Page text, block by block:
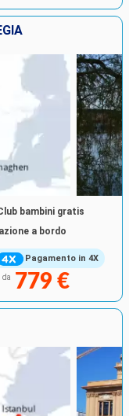
Pagamento in 4X
bambini gratis
a bordo
da 779 €